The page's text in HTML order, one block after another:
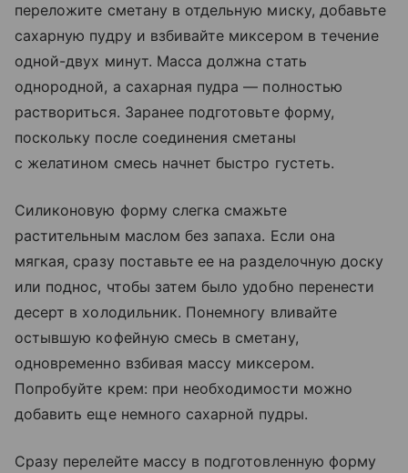
переложите сметану в отдельную миску, добавьте
сахарную пудру и взбивайте миксером в течение
одной-двух минут. Масса должна стать
однородной, а сахарная пудра — полностью
раствориться. Заранее подготовьте форму,
поскольку после соединения сметаны
с желатином смесь начнет быстро густеть.
Силиконовую форму слегка смажьте
растительным маслом без запаха. Если она
мягкая, сразу поставьте ее на разделочную доску
или поднос, чтобы затем было удобно перенести
десерт в холодильник. Понемногу вливайте
остывшую кофейную смесь в сметану,
одновременно взбивая массу миксером.
Попробуйте крем: при необходимости можно
добавить еще немного сахарной пудры.
Сразу перелейте массу в подготовленную форму